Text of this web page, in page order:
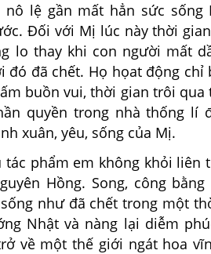
nô lệ gần mất hẳn sức
Đối với Mị lúc này thời
lo thay khi con người mất
đó đã chết. Họ họat động chỉ
buồn vui, thời gian trôi qua
quyền trong nhà thống lí
xuân, yêu, sống của Mị.
phẩm em không khỏi liên
Hồng. Song, công
như đã chết trong một
Nhật và nàng lại diễm
về một thế giới ngát hoa